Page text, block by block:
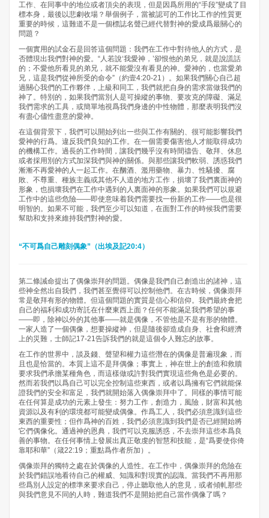
工作、在同事中的地位或者頂尖的表現，但是因爲所用的“手段”變成了目
標本身，最後以悲劇收場？舉個例子，當被認可的工作比工作的性質更
重要的時候，這難道不是一個標誌名聲已經代替對神的愛成爲最關心的
問題？
一個實用的試金石是回答這個問題：我們在工作中對待他人的方式，是
否體現出我們對神的愛。“人若說‘我愛神，’卻恨他的弟兄，就是說謊話
的；不愛他所看見的弟兄，就不能愛沒有看見的神。愛神的，也當愛弟
兄，這是我們從神所受的命令”（約壹4:20-21）。如果我們關心自己超
過關心我們的工作夥伴，上級和同工，我們就把自身的需求當做我們的
神了。特別的，如果我們當別人是可操縱的事物、要攻克的障礙、滿足
我們需求的工具，或簡單地視爲我們身邊的中性物體，那麼表明我們沒
有盡心儘性盡意的愛神。
在這個背景下，我們可以開始列出一些與工作有關的、很可能影響我們
愛神的行爲。違反我們良知的工作。在一個需要傷害他人才能取得成功
的機構工作。過長的工作時間，讓我們幾乎沒有時間禱告、敬拜、休息
或者採用別的方式加深我們與神的關係。與那些讓我們軟弱、誘惑我們
漸漸不再愛神的人一起工作。在酗酒、濫用藥物、暴力、性騷擾、腐
敗、不尊重、種族主義或其他不人道的地方工作，損壞了我們裏面神的
形象，也損壞我們在工作中遇到的人裏面神的形象。如果我們可以規避
工作中的這些危險——即使意味着我們需要找一份新的工作——也是很
明智的。如果不可能，我們至少可以知道，在面對工作的時候我們需要
幫助和支持來維持我們對神的愛。
“不可爲自己雕刻偶象”（出埃及記20:4）
第二條誡命提出了偶像崇拜的問題。偶像是我們自己創造出的諸神，這
些神全然出自我們，我們甚至覺得可以控制他們。在古時候，偶像崇拜
常是敬拜有形的物體。但這個問題的實質是信心和信仰。我們最終會把
自己的福利和成功寄託在什麼東西上面？任何不能滿足我們希望的事
——即，除神以外的其他事——就是偶像，不管他是不是有形的物體。
一家人造了一個偶像，想要操縱神，但是隨後卻造成自身、社會和經濟
上的災難，士師記17-21告訴我們的就是這個令人難忘的故事。
在工作的世界中，談及錢、聲望和權力這些潛在的偶像是普遍現象，而
且也是恰當的。本質上這不是拜偶像；事實上，神在世上的創造和救贖
要求我們承擔某種角色，而這樣做或許對我們實現這些角色是必要的。
然而若我們以爲自己可以完全控制這些東西，或者以爲擁有它們就能保
證我們的安全和富足，我們就開始落入偶像崇拜中了。同樣的事情可能
在任何算是成功的元素上發生：努力工作，創造力，風險，財富和其他
資源以及有利的環境都可能變成偶像。作爲工人，我們必須意識到這些
東西的重要性；但作爲神的百姓，我們必須意識到我們是否已經開始將
它們偶像化。通過神的恩典，我們可以克服誘惑，不去崇拜這些本爲良
善的事物。在任何事情上發展出真正敬虔的智慧和技能，是“爲要使你倚
靠耶和華”（箴22:19；重點爲作者所加）。
偶像崇拜的獨特之處在於偶像的人造性。在工作中，偶像崇拜的危險在
於我們錯誤地看待自己的權威、知識和對現實的認識。當我們不再用那
些爲別人設定的標準來要求自己，停止聽取他人的意見，或者傾軋那些
與我們意見不同的人時，難道我們不是開始把自己當作偶像了嗎？